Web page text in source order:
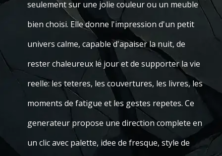
seulement sur une jolie couleur ou un meuble
bien choisi. Elle donne l'impression d'un petit
univers calme, capable d'apaiser la nuit, de
rester chaleureux le jour et de supporter la vie
reelle: les teteres, les couvertures, les livres, les
moments de fatigue et les gestes repetes. Ce
generateur propose une direction complete en
un clic avec palette, idee de fresque, style de